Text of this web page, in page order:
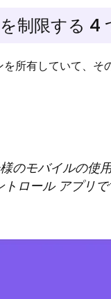
制限する 4
所有していて、
のモバイルの使
ロール アプリで